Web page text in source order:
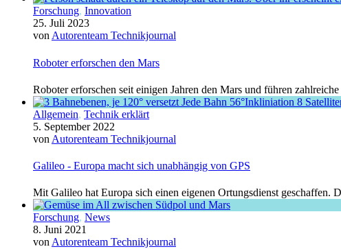
Forschung, Innovation
25. Juli 2023
von Autorenteam Technikjournal
Roboter erforschen den Mars
Roboter erforschen seit einigen Jahren den Mars und führen
Allgemein, Technik erklärt
5. September 2022
von Autorenteam Technikjournal
Galileo - Europa macht sich unabhängig von GPS
Mit Galileo hat Europa sich einen eigenen Ortungsdienst geschaffen.
Forschung, News
8. Juni 2021
von Autorenteam Technikjournal